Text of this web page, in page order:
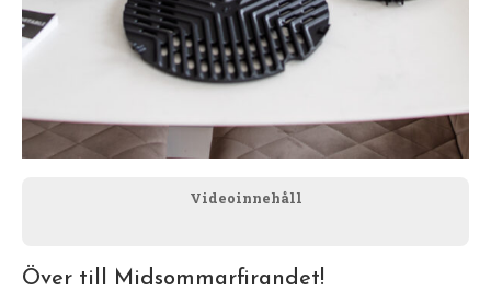
Videoinnehåll
Över till Midsommarfirandet!